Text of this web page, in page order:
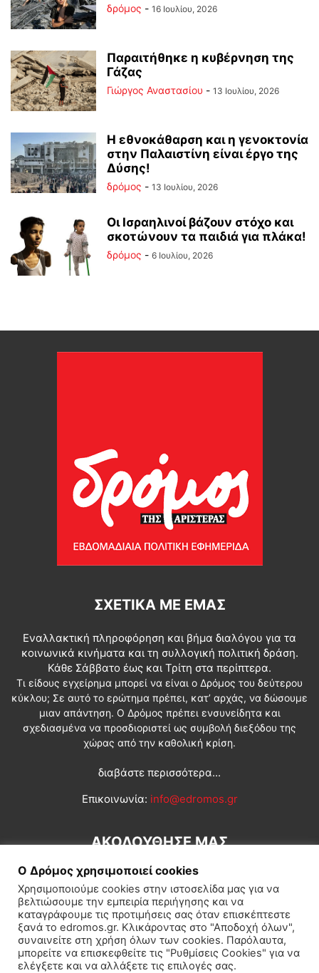
δρόμος - 16 Ιουλίου, 2026
Παραιτήθηκε η κυβέρνηση της
Γάζας
Γιώργος Αναστασίου - 13 Ιουλίου, 2026
Η εθνοκάθαρση και η γενοκτονία
στην Παλαιστίνη είναι έργο της
Δύσης!
δρόμος - 13 Ιουλίου, 2026
Οι Ισραηλινοί βάζουν στόχο και
σκοτώνουν τα παιδιά για πλάκα!
δρόμος - 6 Ιουλίου, 2026
ΣΧΕΤΙΚΆ ΜΕ ΕΜΆΣ
Εναλλακτική πληροφόρηση και βήμα διαλόγου για τα
κοινωνικά κινήματα και τη συλλογική πολιτική δράση.
Κάθε Σάββατο έως και Τρίτη στα περίπτερα.
Τι είδους εγχείρημα μπορεί να είναι ο Δρόμος του δεύτερου
κύκλου; Σε αυτό το ερώτημα πρέπει, κατ’ αρχάς, να δώσουμε
μιαν απάντηση. Ο Δρόμος πρέπει ενσυνείδητα και
σχεδιασμένα να προσδιοριστεί ως συμβολή διεξόδου της
χώρας από την καθολική κρίση.
διαβάστε περισσότερα...
Επικοινωνία: info@edromos.gr
ΑΚΟΛΟΥΘΗΣΕ ΜΑΣ
Εγγραφή συνδρομητή Πολιτική Διεθνή Κοινωνία
Ο Δρόμος χρησιμοποιεί cookies
Χρησιμοποιούμε cookies στην ιστοσελίδα μας για να
βελτιώσουμε την εμπειρία περιήγησης και να
καταγράφουμε τις προτιμήσεις σας όταν επισκέπτεστε
ξανά το edromos.gr. Κλικάροντας στο "Αποδοχή όλων",
συναινείτε στη χρήση όλων των cookies. Παρόλαυτα,
μπορείτε να επισκεφθείτε τις "Ρυθμίσεις Cookies" για να
ελέγξετε και να αλλάξετε τις επιλογές σας.